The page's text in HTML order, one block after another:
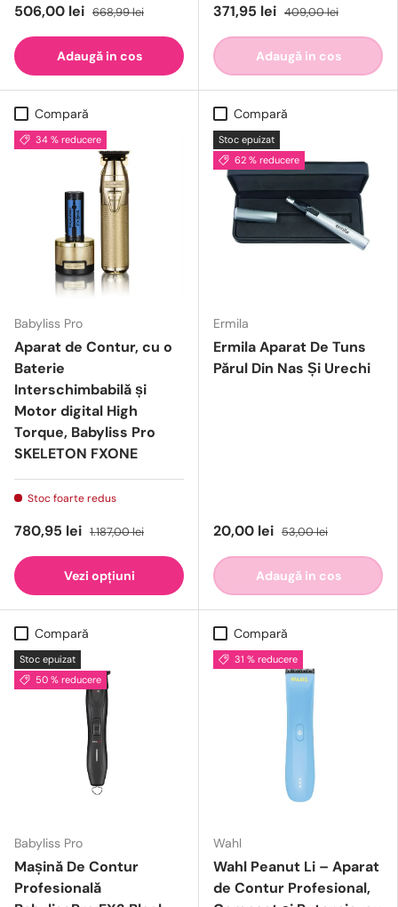
506,00 lei 668,99 lei
Adaugă in cos
371,95 lei 409,00 lei
Adaugă in cos
Compară
34 % reducere
Babyliss Pro
Aparat de Contur, cu o
Baterie
Interschimbabilă și
Motor digital High
Torque, Babyliss Pro
SKELETON FXONE
Stoc foarte redus
780,95 lei 1.187,00 lei
Vezi opțiuni
Compară
Stoc epuizat
62 % reducere
Ermila
Ermila Aparat De Tuns
Părul Din Nas Și Urechi
20,00 lei 53,00 lei
Adaugă in cos
Compară
Stoc epuizat
50 % reducere
Babyliss Pro
Mașină De Contur
Profesională
Compară
31 % reducere
Wahl
Wahl Peanut Li – Aparat
de Contur Profesional,